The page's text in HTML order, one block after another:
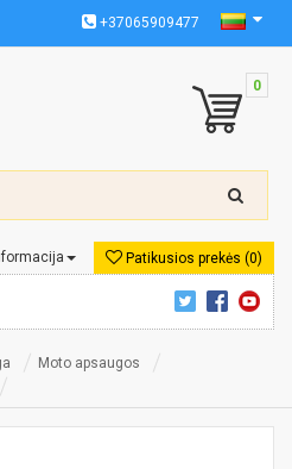
+37065909477
0
Patikusios prekės (0)
Moto apsaugos